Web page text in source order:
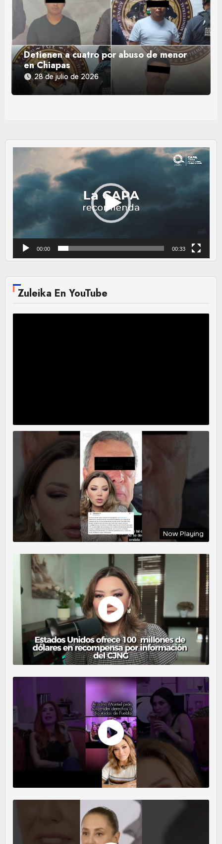
Detienen a cuatro por abuso de menor
en Chiapas
28 de julio de 2026
Reproductor
vídeo
00:00 00:33
Zuleika En YouTube
Now Playing